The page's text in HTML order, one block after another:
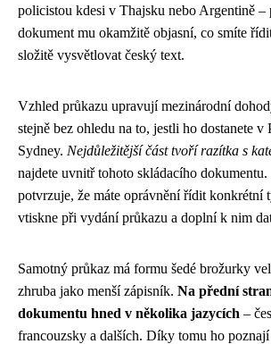
policistou kdesi v Thajsku nebo Argentině –
dokument mu okamžitě objasní, co smíte
složitě vysvětlovat český text.
Vzhled průkazu upravují mezinárodní
stejně bez ohledu na to, jestli ho dostanete v
Sydney. Nejdůležitější část tvoří razítka s
najdete uvnitř tohoto skládacího
potvrzuje, že máte oprávnění řídit konkrétní
vtiskne při vydání průkazu a doplní k nim
Samotný průkaz má formu šedé brožurky
zhruba jako menší zápisník. Na přední
dokumentu hned v několika jazycích –
francouzsky a dalších. Díky tomu ho